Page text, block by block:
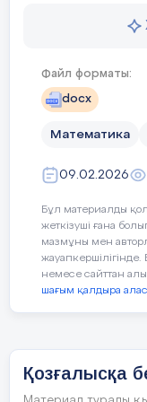
№3
Сабақ
кезеңі/
Уақыты
басы
Файл форматы:
docx
Математика
09.02.2026
Бұл материалды
жеткізуші ғана
мазмұны мен
немесе сайттан
шағым қалдыра
Қозғалысқа